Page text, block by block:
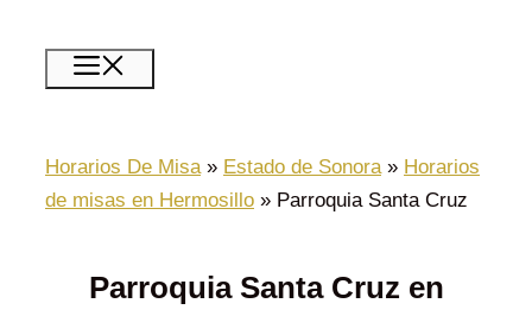
contenido
Horarios De Misa» Estado de Sonora» Horarios
de misas en Hermosillo » Parroquia Santa Cruz
Parroquia Santa Cruz en